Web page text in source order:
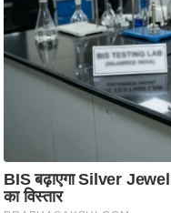
ज्यो
ति
ष
हि
मा